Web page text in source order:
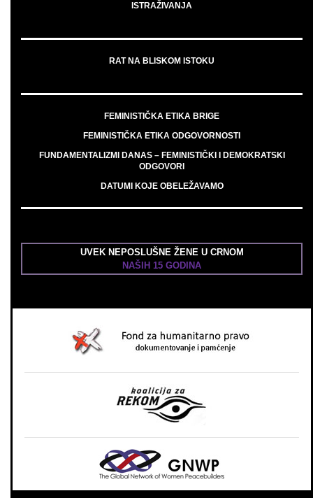
ISTRAŽIVANJA
RAT NA BLISKOM ISTOKU
FEMINISTIČKA ETIKA BRIGE
FEMINISTIČKA ETIKA ODGOVORNOSTI
FUNDAMENTALIZMI DANAS – FEMINISTIČKI I DEMOKRATSKI
ODGOVORI
DATUMI KOJE OBELEŽAVAMO
UVEK NEPOSLUŠNE ŽENE U CRNOM
NAŠIH 15 GODINA